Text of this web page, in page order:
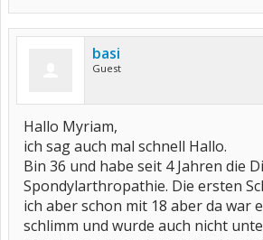
basi
Guest
Hallo Myriam,
ich sag auch mal schnell Hallo.
Bin 36 und habe seit 4 Jahren die
Spondylarthropathie. Die ersten
ich aber schon mit 18 aber da war
schlimm und wurde auch nicht